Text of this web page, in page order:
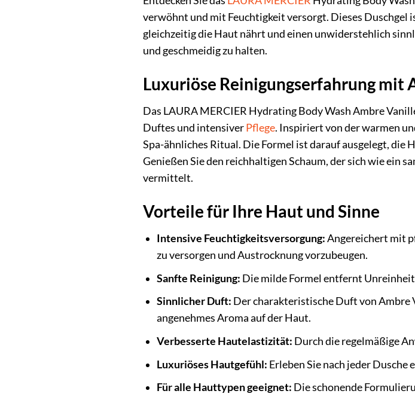
verwöhnt und mit Feuchtigkeit versorgt. Dieses Duschgel
gleichzeitig die Haut nährt und einen unwiderstehlich
und geschmeidig zu halten.
Luxuriöse Reinigungserfahrung mit
Das LAURA MERCIER Hydrating Body Wash Ambre
Duftes und intensiverPflege. Inspiriert von der warmen
Spa-ähnliches Ritual. Die Formel ist darauf ausgelegt, die
Genießen Sie den reichhaltigen Schaum, der sich wie ein
vermittelt.
Vorteile für Ihre Haut und Sinne
Intensive Feuchtigkeitsversorgung:Angereichert mit
zu versorgen und Austrocknung vorzubeugen.
Sanfte Reinigung: Die milde Formel entfernt
Sinnlicher Duft: Der charakteristische Duft von Ambre
angenehmes Aroma auf der Haut.
Verbesserte Hautelastizität: Durch die regelmäßige
Luxuriöses Hautgefühl: Erleben Sie nach jeder
Für alle Hauttypen geeignet: Die schonende